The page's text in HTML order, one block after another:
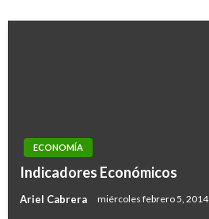
ECONOMÍA
Indicadores Económicos
Ariel Cabrera miércoles febrero 5, 2014